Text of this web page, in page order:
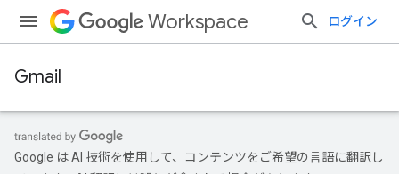
Workspace ログイン
Gmail
Google は AI 技術を使用して、コンテンツをご希望の言語に翻訳し